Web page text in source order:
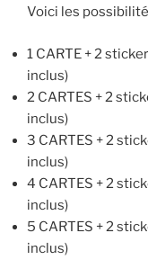
Voici les
1 CARTE + 2
inclus)
2 CARTES + 2
inclus)
3 CARTES + 2
inclus)
4 CARTES + 2
inclus)
5 CARTES + 2
inclus)